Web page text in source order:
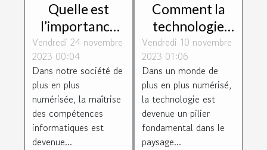
Quelle est
l’importance
de suivre une
formation en
informatique ?
Vendredi 24 novembre
2023 00:04
Dans notre société de
plus en plus
numérisée, la maîtrise
des compétences
informatiques est
devenue...
Comment la
technologie
façonne les
connexions
d'entreprise
Vendredi 10 novembre
2023 01:06
Dans un monde de
plus en plus numérisé,
la technologie est
devenue un pilier
fondamental dans le
paysage...